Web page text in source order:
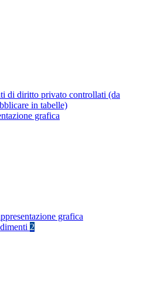
di diritto privato controllati (da
in tabelle)
grafica
grafica
2